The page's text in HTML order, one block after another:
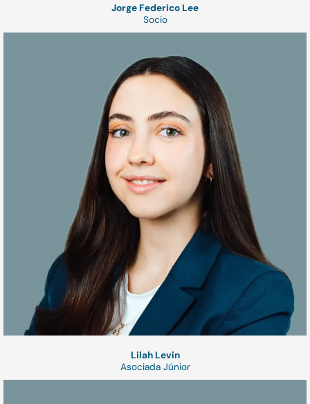
Jorge Federico Lee
Socio
Lilah Levin
Asociada Júnior